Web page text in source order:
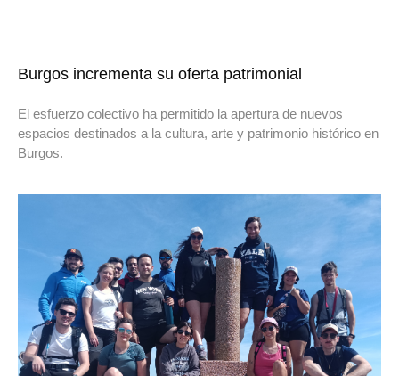
Burgos incrementa su oferta patrimonial
El esfuerzo colectivo ha permitido la apertura de nuevos
espacios destinados a la cultura, arte y patrimonio histórico en
Burgos.